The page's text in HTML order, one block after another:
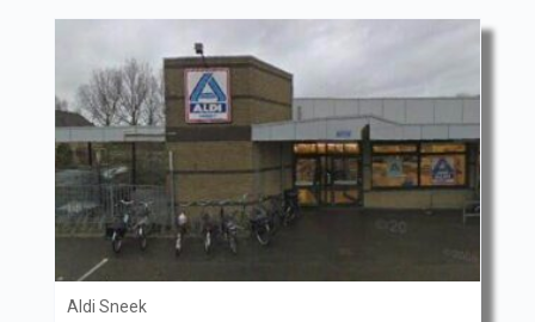
Aldi Sneek